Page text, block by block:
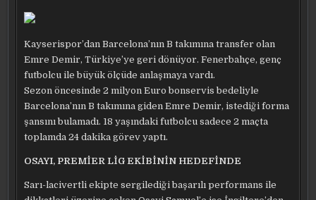
Kayserispor’dan Barcelona’nın B takımına transfer olan
Emre Demir, Türkiye’ye geri dönüyor. Fenerbahçe, genç
futbolcu ile büyük ölçüde anlaşmaya vardı.
Sezon öncesinde 2 milyon Euro bonservis bedeliyle
Barcelona’nın B takımına giden Emre Demir, istediği forma
şansını bulamadı. 18 yaşındaki futbolcu sadece 2 maçta
toplamda 24 dakika görev yaptı.
OSAYI, PREMİER LİG EKİBİNİN HEDEFİNDE
Sarı-lacivertli ekipte sergilediği başarılı performans ile